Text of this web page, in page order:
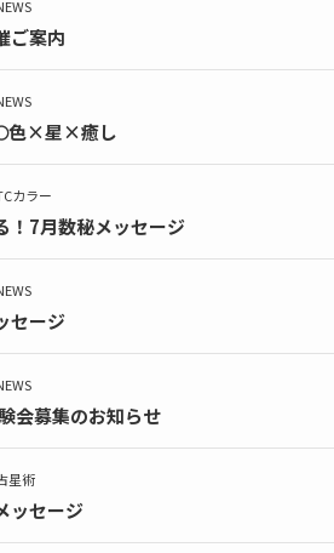
ご案内
色×星×癒し
カラー
！7月数秘メッセージ
セージ
会募集のお知らせ
星術
ッセージ